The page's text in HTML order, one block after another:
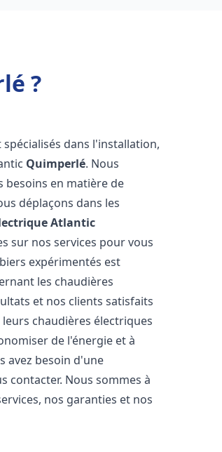
?
dans l'installation,
Quimperlé. Nous
besoins en matière de
déplaçons dans les
Atlantic
sur nos services pour vous
expérimentés est
les chaudières
et nos clients satisfaits
chaudières électriques
de l'énergie et à
avez besoin d'une
contacter. Nous sommes à
nos garanties et nos